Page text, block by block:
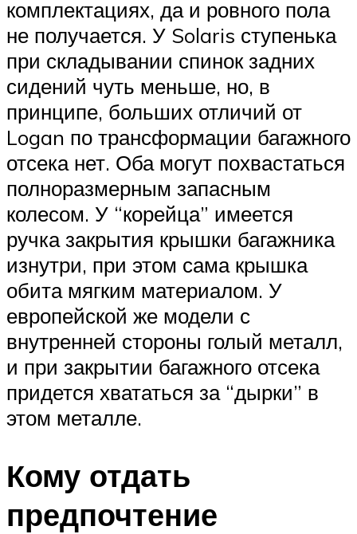
комплектациях, да и ровного пола
не получается. У Solaris ступенька
при складывании спинок задних
сидений чуть меньше, но, в
принципе, больших отличий от
Logan по трансформации багажного
отсека нет. Оба могут похвастаться
полноразмерным запасным
колесом. У “корейца” имеется
ручка закрытия крышки багажника
изнутри, при этом сама крышка
обита мягким материалом. У
европейской же модели с
внутренней стороны голый металл,
и при закрытии багажного отсека
придется хвататься за “дырки” в
этом металле.
Кому отдать
предпочтение